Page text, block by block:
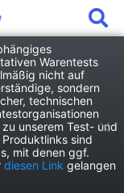
2026 •
Warentests
nicht auf
sondern
technischen
unserem Test- und
Produktlinks sind
mit denen ggf.
diesen Link gelangen